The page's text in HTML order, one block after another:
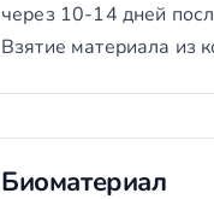
через 10-14 дней
Взятие материала из
Биоматериал